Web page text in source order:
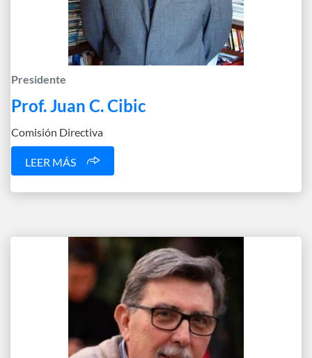
Presidente
Prof. Juan C. Cibic
Comisión Directiva
LEER MÁS